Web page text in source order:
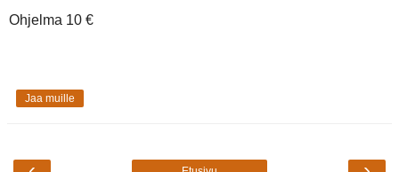
Ohjelma 10 €
Jaa muille